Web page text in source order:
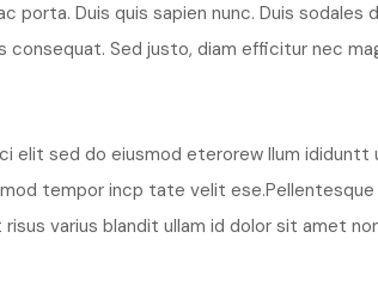
porta. Duis quis sapien nunc. Duis sodales
Sed justo, diam efficitur nec
elit sed do eiusmod eterorew llum ididuntt
tempor incp tate velit ese.Pellentesque
varius blandit ullam id dolor sit amet